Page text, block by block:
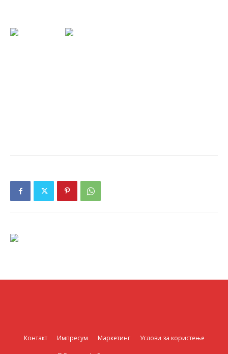
Контакт Импресум Маркетинг Услови за користење